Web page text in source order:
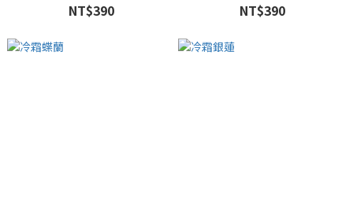
NT$390 NT$390